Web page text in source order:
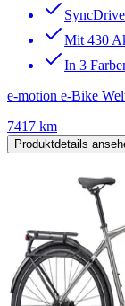
Mit 430
In 3
e-motion e-Bike
7417 km
Produktdetails